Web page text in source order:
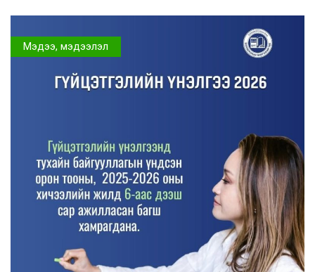
Мэдээ, мэдээлэл